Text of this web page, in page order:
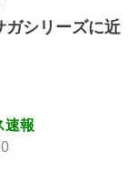
ガシリーズに近
速報